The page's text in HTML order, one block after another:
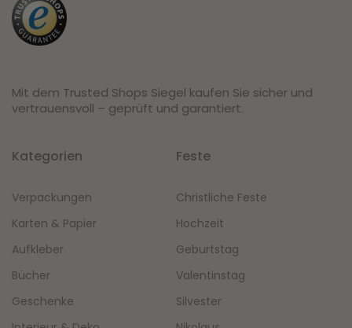
Mit dem Trusted Shops Siegel kaufen Sie sicher und
vertrauensvoll – geprüft und garantiert.
Kategorien
Verpackungen
Karten & Papier
Aufkleber
Bücher
Geschenke
Feste
Christliche Feste
Hochzeit
Geburtstag
Valentinstag
Silvester